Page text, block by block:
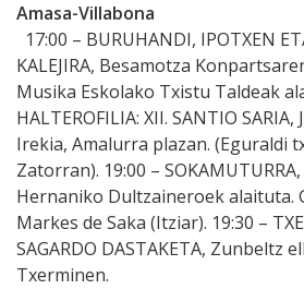
Amasa-Villabona
17:00 – BURUHANDI, IPOTXEN
KALEJIRA, Besamotza
Musika Eskolako Txistu Taldeak
HALTEROFILIA: XII. SANTIO
Irekia, Amalurra plazan. (Eguraldi
Zatorran). 19:00 –
Hernaniko Dultzaineroek alaituta.
Markes de Saka (Itziar). 19:30 –
SAGARDO DASTAKETA, Zunbeltz
Txerminen.